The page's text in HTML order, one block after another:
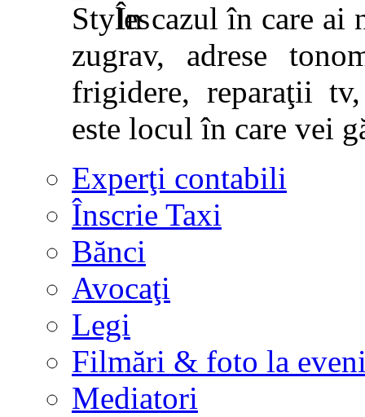
În cazul în care ai
zugrav, adrese
frigidere, reparaţii
este locul în care vei
Experţi contabili
Înscrie Taxi
Bănci
Avocaţi
Legi
Filmări & foto la
Mediatori